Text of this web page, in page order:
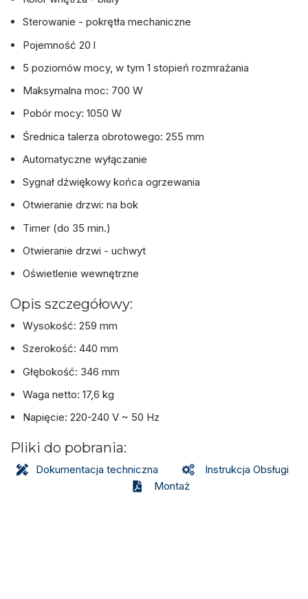
Sterowanie - pokrętła mechaniczne
Pojemność 20 l
5 poziomów mocy, w tym 1 stopień rozmrażania
Maksymalna moc: 700 W
Pobór mocy: 1050 W
Średnica talerza obrotowego: 255 mm
Automatyczne wyłączanie
Sygnał dźwiękowy końca ogrzewania
Otwieranie drzwi: na bok
Timer (do 35 min.)
Otwieranie drzwi - uchwyt
Oświetlenie wewnętrzne
Opis szczegółowy:
Wysokość: 259 mm
Szerokość: 440 mm
Głębokość: 346 mm
Waga netto: 17,6 kg
Napięcie: 220-240 V ~ 50 Hz
Pliki do pobrania:
Dokumentacja techniczna
Instrukcja Obsługi
Montaż